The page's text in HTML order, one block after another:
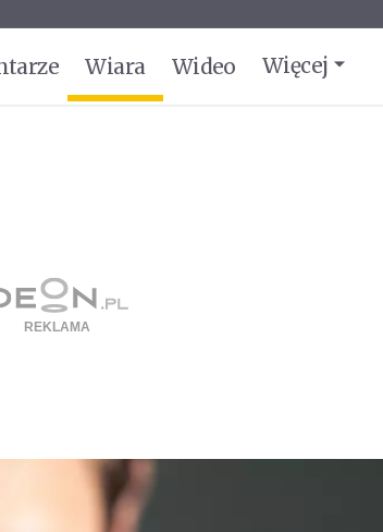
Wiara Wideo Więcej